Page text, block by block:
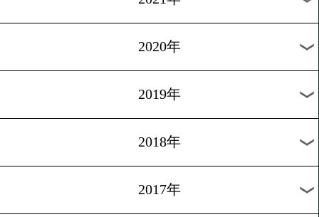
過去の海外ニュース
2026年
2025年